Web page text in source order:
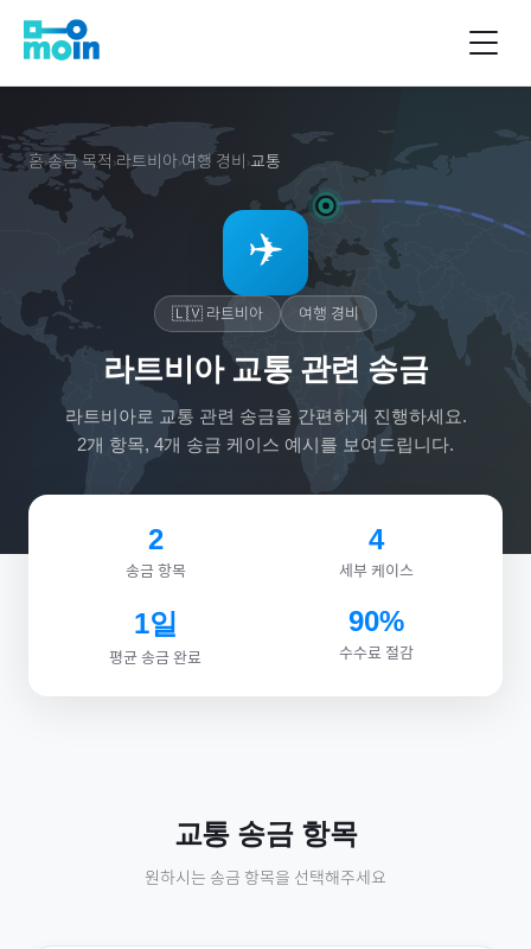
홈›송금 목적 ›라트비아›여행 경비 ›교통
✈️
🇱🇻 라트비아 여행 경비
라트비아 교통 관련 송금
라트비아로 교통 관련 송금을 간편하게 진행하세요.
2개 항목, 4개 송금 케이스 예시를 보여드립니다.
2
송금 항목
4
세부 케이스
1일
평균 송금 완료
90%
수수료 절감
교통송금 항목
원하시는 송금 항목을 선택해주세요